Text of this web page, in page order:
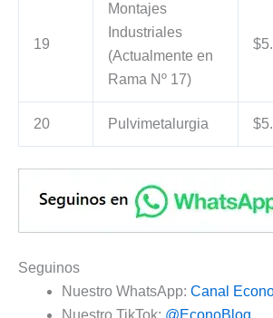
19
Montajes
Industriales
(Actualmente en
Rama Nº 17)
20 Pulvimetalurgia
Seguinos
Nuestro WhatsApp: Canal
Nuestro TikTok: @EconoBlog.